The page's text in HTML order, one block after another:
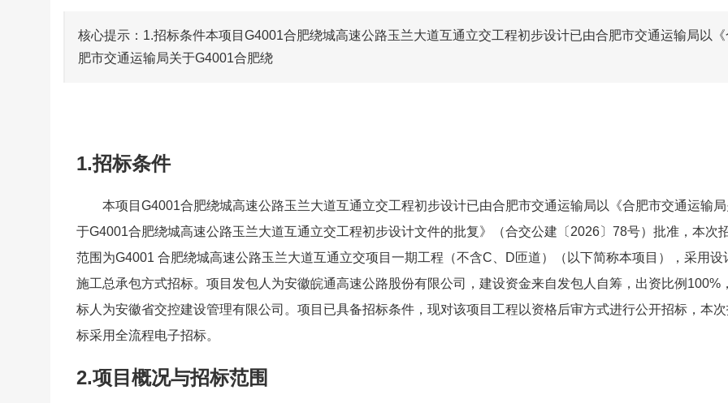
核心提示：1.招标条件本项目G4001合肥绕城高速公路玉兰大道互通立交工程初步设计已由合肥市交通运输局以《
肥市交通运输局关于G4001合肥绕
1.招标条件
本项目G4001合肥绕城高速公路玉兰大道互通立交工程初步设计已由合肥市交通运输局以《合肥市交通运输
于G4001合肥绕城高速公路玉兰大道互通立交工程初步设计文件的批复》（合交公建〔2026〕78号）批准，本次
范围为G4001 合肥绕城高速公路玉兰大道互通立交项目一期工程（不含C、D匝道）（以下简称本项目），采用设
施工总承包方式招标。项目发包人为安徽皖通高速公路股份有限公司，建设资金来自发包人自筹，出资比例100%
标人为安徽省交控建设管理有限公司。项目已具备招标条件，现对该项目工程以资格后审方式进行公开招标，本
标采用全流程电子招标。
2.项目概况与招标范围